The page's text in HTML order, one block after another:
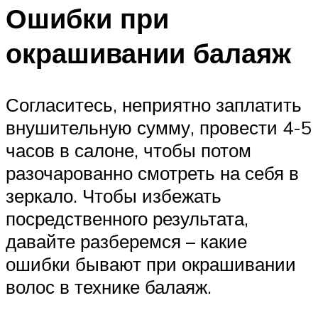
Ошибки при
окрашивании балаяж
Согласитесь, неприятно заплатить
внушительную сумму, провести 4-5
часов в салоне, чтобы потом
разочарованно смотреть на себя в
зеркало. Чтобы избежать
посредственного результата,
давайте разберемся – какие
ошибки бывают при окрашивании
волос в технике балаяж.